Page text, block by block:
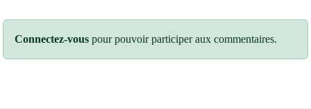
Connectez-vous pour pouvoir participer aux commentaires.